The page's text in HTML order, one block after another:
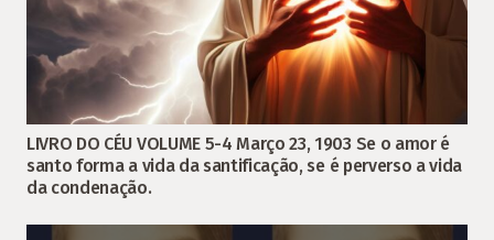
LIVRO DO CÉU VOLUME 5-4 Março 23, 1903 Se o amor é
santo forma a vida da santificação, se é perverso a vida
da condenação.